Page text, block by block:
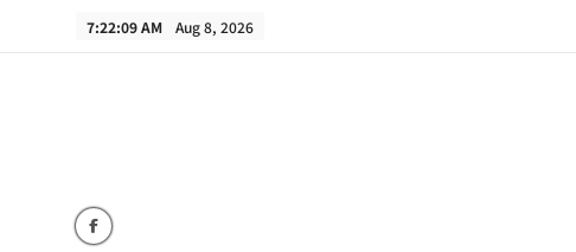
7:22:09 AM Aug 8, 2026